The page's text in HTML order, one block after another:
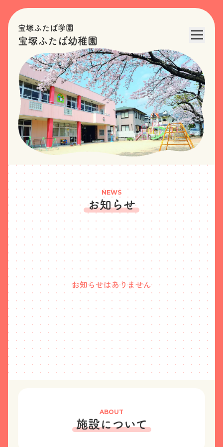
宝塚ふたば学園
宝塚ふたば幼稚園
NEWS
お知らせ
お知らせはありません
ABOUT
施設について